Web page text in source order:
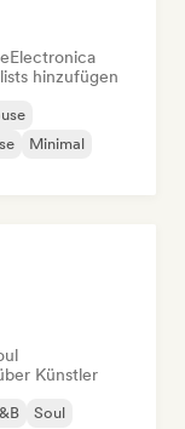
Electronica
hinzufügen
Minimal
Künstler
Soul